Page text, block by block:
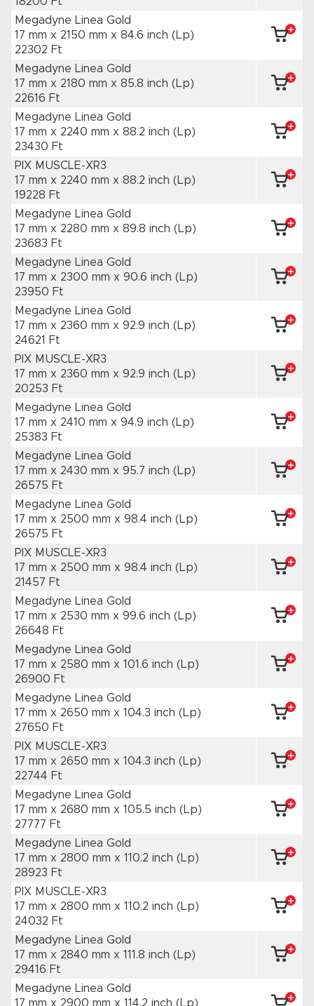
Megadyne Linea Gold
17 mm x 2150 mm x 84.6 inch (Lp)
22302 Ft
Megadyne Linea Gold
17 mm x 2180 mm x 85.8 inch (Lp)
22616 Ft
Megadyne Linea Gold
17 mm x 2240 mm x 88.2 inch (Lp)
23430 Ft
PIX MUSCLE-XR3
17 mm x 2240 mm x 88.2 inch (Lp)
19228 Ft
Megadyne Linea Gold
17 mm x 2280 mm x 89.8 inch (Lp)
23683 Ft
Megadyne Linea Gold
17 mm x 2300 mm x 90.6 inch (Lp)
23950 Ft
Megadyne Linea Gold
17 mm x 2360 mm x 92.9 inch (Lp)
24621 Ft
PIX MUSCLE-XR3
17 mm x 2360 mm x 92.9 inch (Lp)
20253 Ft
Megadyne Linea Gold
17 mm x 2410 mm x 94.9 inch (Lp)
25383 Ft
Megadyne Linea Gold
17 mm x 2430 mm x 95.7 inch (Lp)
26575 Ft
Megadyne Linea Gold
17 mm x 2500 mm x 98.4 inch (Lp)
26575 Ft
PIX MUSCLE-XR3
17 mm x 2500 mm x 98.4 inch (Lp)
21457 Ft
Megadyne Linea Gold
17 mm x 2530 mm x 99.6 inch (Lp)
26648 Ft
Megadyne Linea Gold
17 mm x 2580 mm x 101.6 inch (Lp)
26900 Ft
Megadyne Linea Gold
17 mm x 2650 mm x 104.3 inch (Lp)
27650 Ft
PIX MUSCLE-XR3
17 mm x 2650 mm x 104.3 inch (Lp)
22744 Ft
Megadyne Linea Gold
17 mm x 2680 mm x 105.5 inch (Lp)
27777 Ft
Megadyne Linea Gold
17 mm x 2800 mm x 110.2 inch (Lp)
28923 Ft
PIX MUSCLE-XR3
17 mm x 2800 mm x 110.2 inch (Lp)
24032 Ft
Megadyne Linea Gold
17 mm x 2840 mm x 111.8 inch (Lp)
29416 Ft
Megadyne Linea Gold
17 mm x 2900 mm x 114.2 inch (Lp)